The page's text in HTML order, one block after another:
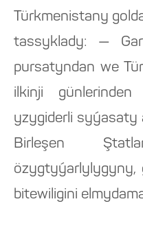
Türkmenistany
tassyklady: —
pursatyndan we
ilkinji
yzygiderli syýasaty
Birleşen
özygtyýarlylygyny,
bitewiligini